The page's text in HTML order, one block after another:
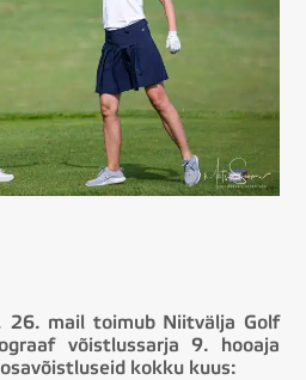
26. mail toimub Niitvälja Golf
võistlussarja 9. hooaja
kokku kuus: